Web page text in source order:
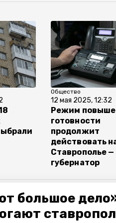
большое
Общество
12 мая 2025, 12:32
Режим
готовности
продолжит
действовать
Ставрополье —
губернатор